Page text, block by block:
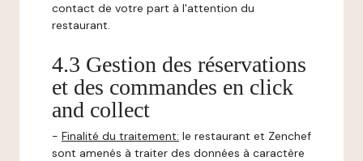
contact de votre part à l'attention du
restaurant.
4.3 Gestion des réservations
et des commandes en click
and collect
- Finalité du traitement: le restaurant et Zenchef
sont amenés à traiter des données à caractère